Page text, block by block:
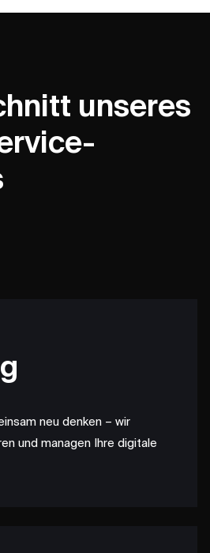
unseres
neu denken – wir
und managen Ihre digitale